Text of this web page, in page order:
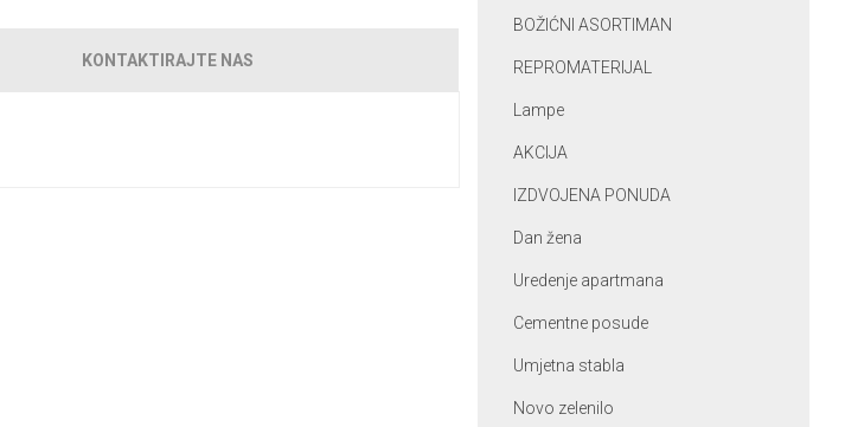
KONTAKTIRAJTE NAS
BOŽIĆNI ASORTIMAN
REPROMATERIJAL
Lampe
AKCIJA
IZDVOJENA PONUDA
Dan žena
Uredenje apartmana
Cementne posude
Umjetna stabla
Novo zelenilo